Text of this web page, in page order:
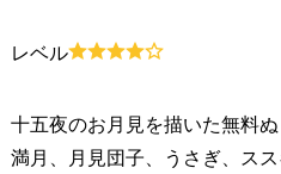
レベル
十五夜のお月見を描いた無料ぬ
満月、月見団子、うさぎ、ス